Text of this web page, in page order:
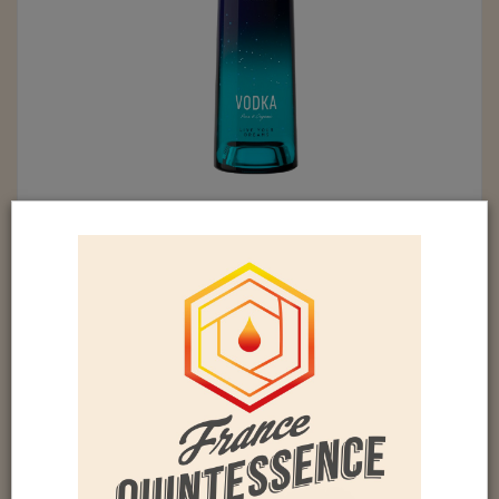
PEGASUS VODKA BIO (40%)
Blé français et bio.
Les alambics nouvelle génération (ISTILL)
permettent d’explorer de nouveaux procédés de
distillation tels que le reflux lent, les distillations